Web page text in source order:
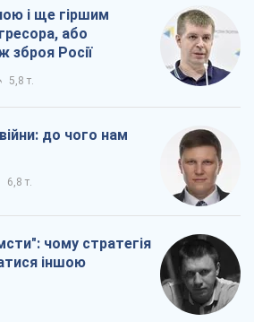
і ще гіршим
або
зброя Росії
5,8 т.
до чого нам
6,8 т.
чому стратегія
іншою